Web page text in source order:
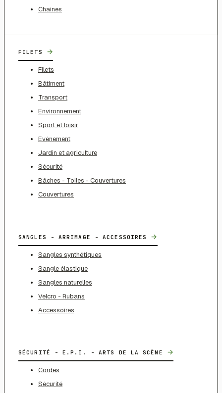
Chaines
FILETS →
Filets
Bâtiment
Transport
Environnement
Sport et loisir
Evénement
Jardin et agriculture
Sécurité
Bâches - Toiles - Couvertures
Couvertures
SANGLES - ARRIMAGE - ACCESSOIRES →
Sangles synthétiques
Sangle élastique
Sangles naturelles
Velcro - Rubans
Accessoires
SÉCURITÉ - E.P.I. - ARTS DE LA SCÈNE →
Cordes
Sécurité